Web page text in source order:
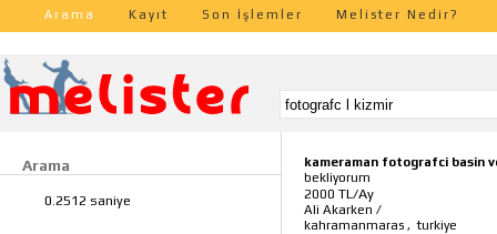
Arama Kayıt Son İşlemler Melister Nedir?
Arama
0.2512 saniye
kameraman fotografci basin
bekliyorum
2000 TL/Ay
Ali Akarken /
kahramanmaras ,turkiye